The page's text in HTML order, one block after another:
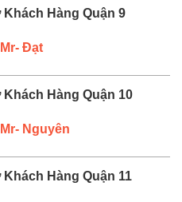
Hàng Quận 9
Mr- Đạt
Hàng Quận 10
Mr- Nguyên
Hàng Quận 11